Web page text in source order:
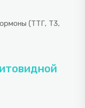
(ТТГ, Т3,